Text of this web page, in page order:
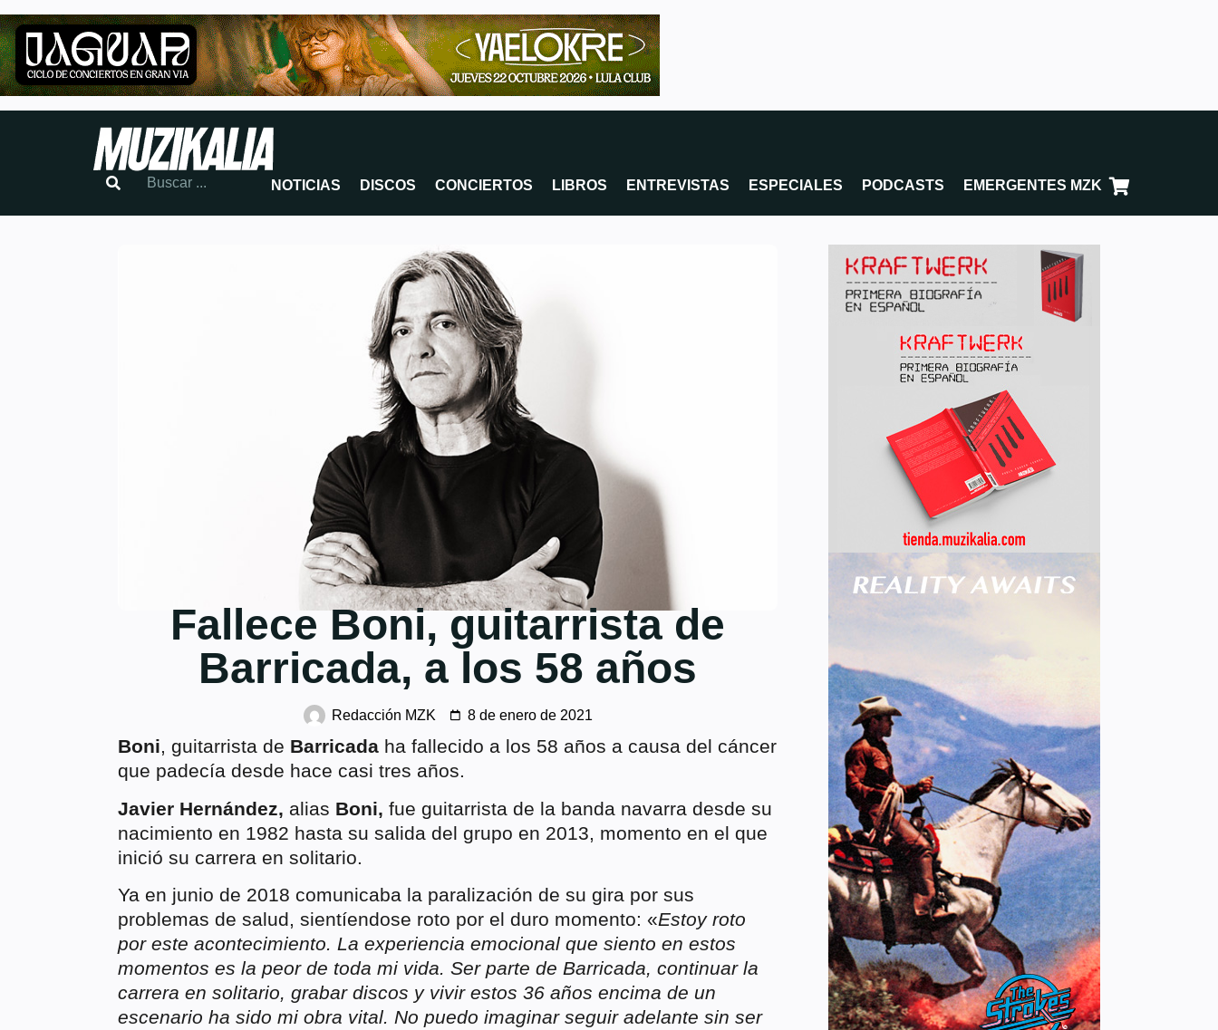
NOTICIAS DISCOS CONCIERTOS LIBROS ENTREVISTAS ESPECIALES PODCASTS EMERGENTES MZK
Fallece Boni, guitarrista de
Barricada, a los 58 años
Redacción MZK 8 de enero de 2021
Boni, guitarrista de Barricada ha fallecido a los 58 años a causa del cáncer
que padecía desde hace casi tres años.
Javier Hernández, alias Boni, fue guitarrista de la banda navarra desde su
nacimiento en 1982 hasta su salida del grupo en 2013, momento en el que
inició su carrera en solitario.
Ya en junio de 2018 comunicaba la paralización de su gira por sus
problemas de salud, sientíendose roto por el duro momento: «Estoy roto
por este acontecimiento. La experiencia emocional que siento en estos
momentos es la peor de toda mi vida. Ser parte de Barricada, continuar la
carrera en solitario, grabar discos y vivir estos 36 años encima de un
escenario ha sido mi obra vital. No puedo imaginar seguir adelante sin ser